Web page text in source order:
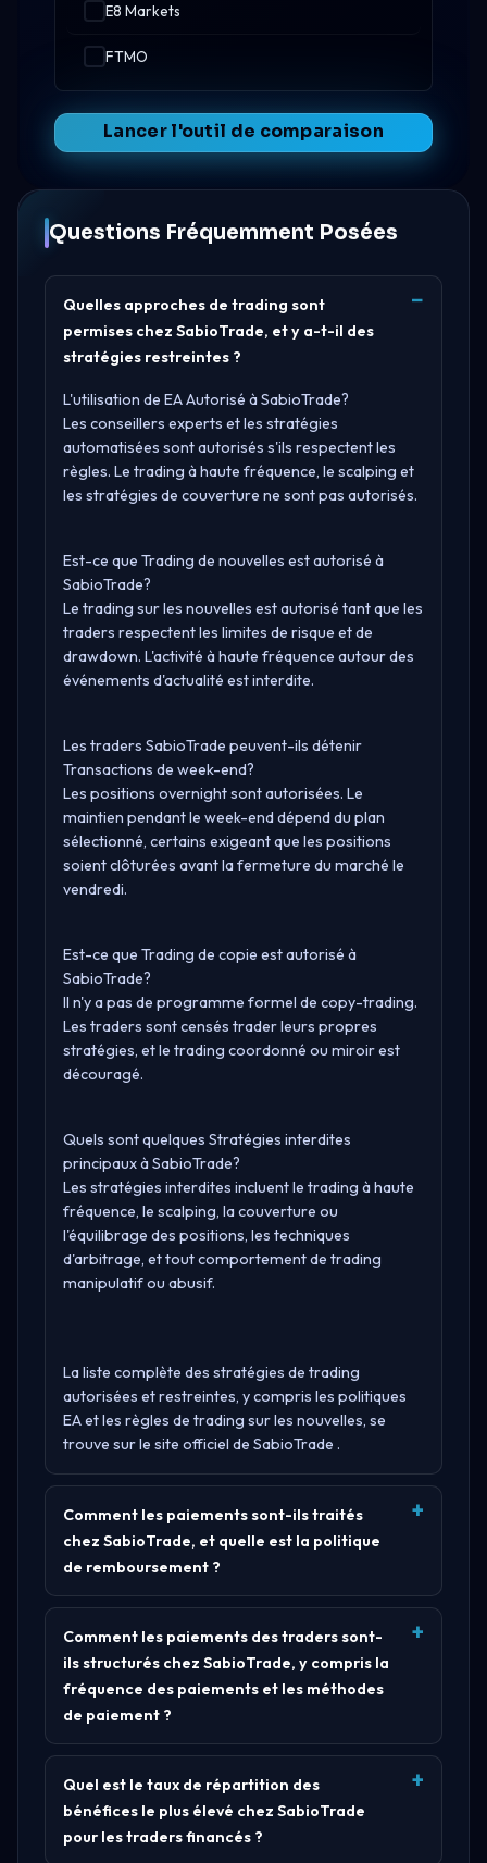
E8 Markets
FTMO
Lancer l'outil de comparaison
Questions Fréquemment Posées
Quelles approches de trading sont
permises chez SabioTrade, et y a-t-il des
stratégies restreintes ?
L'utilisation de EA Autorisé à SabioTrade?
Les conseillers experts et les stratégies
automatisées sont autorisés s'ils respectent les
règles. Le trading à haute fréquence, le scalping et
les stratégies de couverture ne sont pas autorisés.
Est-ce que Trading de nouvelles est autorisé à
SabioTrade?
Le trading sur les nouvelles est autorisé tant que les
traders respectent les limites de risque et de
drawdown. L'activité à haute fréquence autour des
événements d'actualité est interdite.
Les traders SabioTrade peuvent-ils détenir
Transactions de week-end?
Les positions overnight sont autorisées. Le
maintien pendant le week-end dépend du plan
sélectionné, certains exigeant que les positions
soient clôturées avant la fermeture du marché le
vendredi.
Est-ce que Trading de copie est autorisé à
SabioTrade?
Il n'y a pas de programme formel de copy-trading.
Les traders sont censés trader leurs propres
stratégies, et le trading coordonné ou miroir est
découragé.
Quels sont quelques Stratégies interdites
principaux à SabioTrade?
Les stratégies interdites incluent le trading à haute
fréquence, le scalping, la couverture ou
l'équilibrage des positions, les techniques
d'arbitrage, et tout comportement de trading
manipulatif ou abusif.
La liste complète des stratégies de trading
autorisées et restreintes, y compris les politiques
EA et les règles de trading sur les nouvelles, se
trouve sur le site officiel de SabioTrade .
Comment les paiements sont-ils traités
chez SabioTrade, et quelle est la politique
de remboursement ?
Comment les paiements des traders sont-
ils structurés chez SabioTrade, y compris la
fréquence des paiements et les méthodes
de paiement ?
Quel est le taux de répartition des
bénéfices le plus élevé chez SabioTrade
pour les traders financés ?